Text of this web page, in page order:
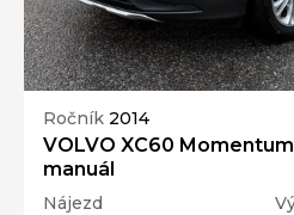
Ročník 2014
VOLVO XC60
manuál
Nájezd